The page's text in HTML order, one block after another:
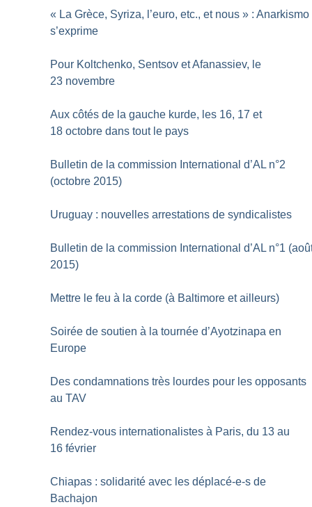
« La Grèce, Syriza, l’euro, etc., et nous » : Anarkismo
s’exprime
Pour Koltchenko, Sentsov et Afanassiev, le
23 novembre
Aux côtés de la gauche kurde, les 16, 17 et
18 octobre dans tout le pays
Bulletin de la commission International d’AL n°2
(octobre 2015)
Uruguay : nouvelles arrestations de syndicalistes
Bulletin de la commission International d’AL n°1
2015)
Mettre le feu à la corde (à Baltimore et ailleurs)
Soirée de soutien à la tournée d’Ayotzinapa en
Europe
Des condamnations très lourdes pour les opposants
au TAV
Rendez-vous internationalistes à Paris, du 13 au
16 février
Chiapas : solidarité avec les déplacé-e-s de
Bachajon